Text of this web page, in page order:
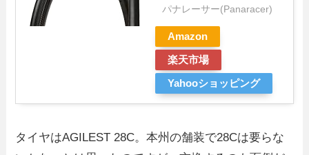
パナレーサー(Panaracer)
Amazon
楽天市場
Yahooショッピング
タイヤはAGILEST 28C。本州の舗装で28Cは要らな